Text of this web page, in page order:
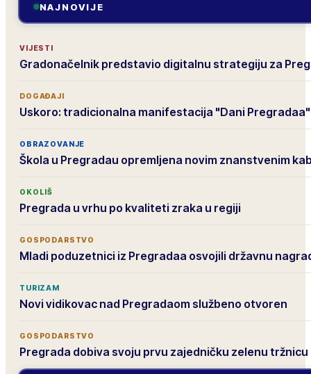
NAJNOVIJE
VIJESTI
Gradonačelnik predstavio digitalnu strategiju za
DOGAĐAJI
Uskoro: tradicionalna manifestacija "Dani Pregradaa"
OBRAZOVANJE
Škola u Pregradau opremljena novim znanstvenim
OKOLIŠ
Pregrada u vrhu po kvaliteti zraka u regiji
GOSPODARSTVO
Mladi poduzetnici iz Pregradaa osvojili državnu
TURIZAM
Novi vidikovac nad Pregradaom službeno otvoren
GOSPODARSTVO
Pregrada dobiva svoju prvu zajedničku zelenu tržnicu